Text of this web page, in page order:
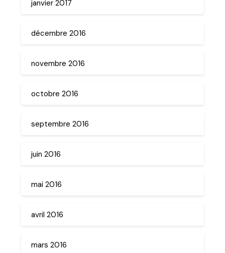
janvier 2017
décembre 2016
novembre 2016
octobre 2016
septembre 2016
juin 2016
mai 2016
avril 2016
mars 2016